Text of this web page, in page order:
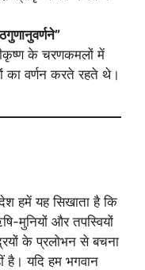
के चरणकमलों में
का वर्णन करते रहते थे।
हमें यह सिखाता है कि
मुनियों और तपस्वियों
के प्रलोभन से बचना
यदि हम भगवान